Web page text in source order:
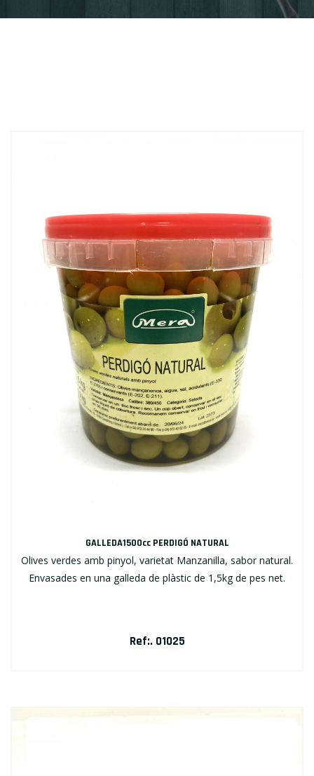
GALLEDA1500cc PERDIGÓ NATURAL
Olives verdes amb pinyol, varietat Manzanilla, sabor natural.
Envasades en una galleda de plàstic de 1,5kg de pes net.
Ref:. 01025